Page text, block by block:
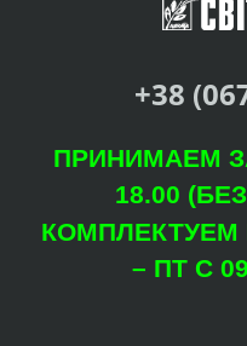
+38
ПРИНИМАЕМ
18.00
КОМПЛЕКТУЕМ
– ПТ С